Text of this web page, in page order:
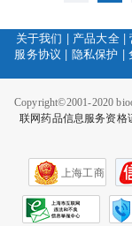
关于我们 | 产品大全|
服务协议 | 隐私保护 |
Copyright©2001-2020
联网药品信息服务资格
上海工商